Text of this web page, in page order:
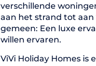
verschillende
aan het strand tot aan
gemeen: Een luxe
willen ervaren.
ViVi Holiday Homes